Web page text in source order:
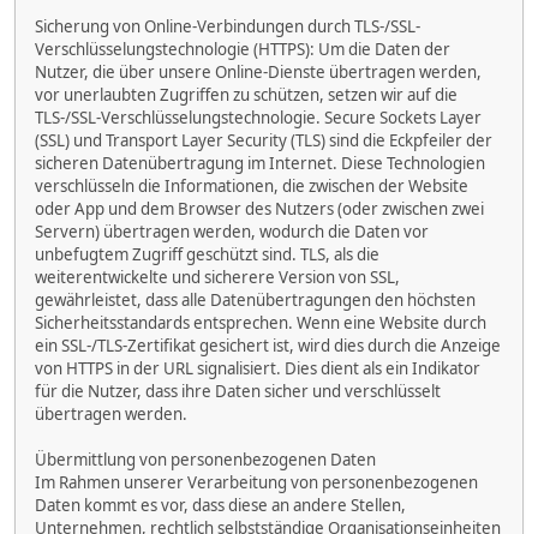
Sicherung von Online-Verbindungen durch TLS-/SSL-
Verschlüsselungstechnologie (HTTPS): Um die Daten der
Nutzer, die über unsere Online-Dienste übertragen werden,
vor unerlaubten Zugriffen zu schützen, setzen wir auf die
TLS-/SSL-Verschlüsselungstechnologie. Secure Sockets Layer
(SSL) und Transport Layer Security (TLS) sind die Eckpfeiler der
sicheren Datenübertragung im Internet. Diese Technologien
verschlüsseln die Informationen, die zwischen der Website
oder App und dem Browser des Nutzers (oder zwischen zwei
Servern) übertragen werden, wodurch die Daten vor
unbefugtem Zugriff geschützt sind. TLS, als die
weiterentwickelte und sicherere Version von SSL,
gewährleistet, dass alle Datenübertragungen den höchsten
Sicherheitsstandards entsprechen. Wenn eine Website durch
ein SSL-/TLS-Zertifikat gesichert ist, wird dies durch die Anzeige
von HTTPS in der URL signalisiert. Dies dient als ein Indikator
für die Nutzer, dass ihre Daten sicher und verschlüsselt
übertragen werden.
Übermittlung von personenbezogenen Daten
Im Rahmen unserer Verarbeitung von personenbezogenen
Daten kommt es vor, dass diese an andere Stellen,
Unternehmen, rechtlich selbstständige Organisationseinheiten